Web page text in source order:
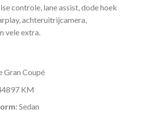
controle, lane assist, dode hoek
achteruitrijcamera,
vele extra.
Gran Coupé
KM
: Sedan